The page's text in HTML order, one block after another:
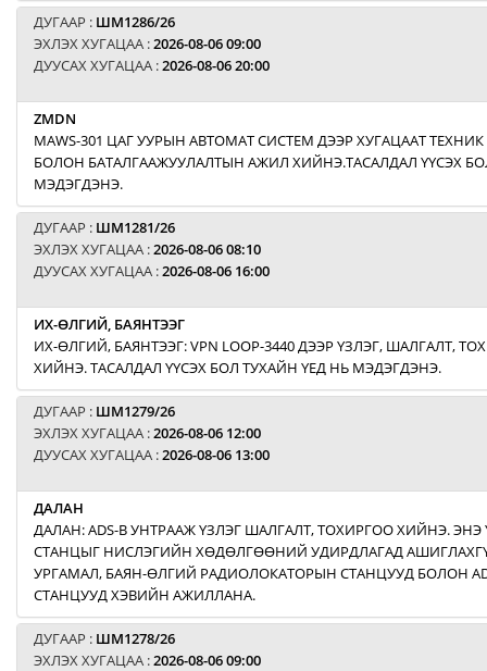
ДУГААР : ШМ1286/26
ЭХЛЭХ ХУГАЦАА :2026-08-06 09:00
ДУУСАХ ХУГАЦАА :2026-08-06 20:00
ZMDN
MAWS-301 ЦАГ УУРЫН АВТОМАТ СИСТЕМ ДЭЭР ХУГАЦААТ
БОЛОН БАТАЛГААЖУУЛАЛТЫН АЖИЛ ХИЙНЭ.ТАСАЛДАЛ ҮҮСЭХ
МЭДЭГДЭНЭ.
ДУГААР : ШМ1281/26
ЭХЛЭХ ХУГАЦАА :2026-08-06 08:10
ДУУСАХ ХУГАЦАА :2026-08-06 16:00
ИХ-ӨЛГИЙ, БАЯНТЭЭГ
ИХ-ӨЛГИЙ, БАЯНТЭЭГ: VPN LOOP-3440 ДЭЭР ҮЗЛЭГ, ШАЛГАЛТ,
ХИЙНЭ. ТАСАЛДАЛ ҮҮСЭХ БОЛ ТУХАЙН ҮЕД НЬ МЭДЭГДЭНЭ.
ДУГААР : ШМ1279/26
ЭХЛЭХ ХУГАЦАА :2026-08-06 12:00
ДУУСАХ ХУГАЦАА :2026-08-06 13:00
ДАЛАН
ДАЛАН: ADS-B УНТРААЖ ҮЗЛЭГ ШАЛГАЛТ, ТОХИРГОО ХИЙНЭ. ЭНЭ
СТАНЦЫГ НИСЛЭГИЙН ХӨДӨЛГӨӨНИЙ УДИРДЛАГАД
УРГАМАЛ, БАЯН-ӨЛГИЙ РАДИОЛОКАТОРЫН СТАНЦУУД БОЛОН
СТАНЦУУД ХЭВИЙН АЖИЛЛАНА.
ДУГААР : ШМ1278/26
ЭХЛЭХ ХУГАЦАА :2026-08-06 09:00